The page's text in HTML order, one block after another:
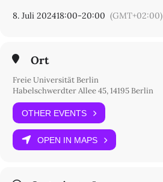
8. Juli 202418:00-20:00 (GMT+02:00)
Ort
Freie Universität Berlin
Habelschwerdter Allee 45, 14195 Berlin
OTHER EVENTS
OPEN IN MAPS